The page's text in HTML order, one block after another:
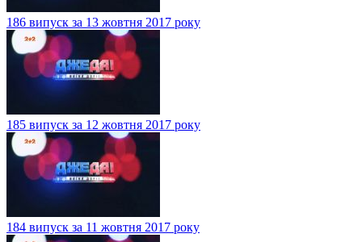
186 випуск за 13 жовтня 2017 року
185 випуск за 12 жовтня 2017 року
184 випуск за 11 жовтня 2017 року